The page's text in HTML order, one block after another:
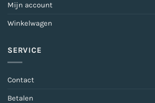
Mijn account
Winkelwagen
SERVICE
Contact
Betalen